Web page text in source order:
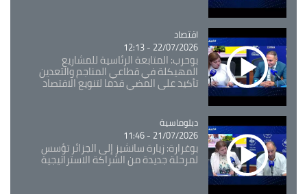
Catégorie
اقتصاد
22/07/2026 - 12:13
بوحرب: المتابعة الرئاسية للمشاريع
المهيكلة في قطاعي المناجم والتعدين
تأكيد على المضي قدما لتنويع الاقتصاد
Catégorie
دبلوماسية
21/07/2026 - 11:46
بوغرارة: زيارة سانشيز إلى الجزائر تؤسس
لمرحلة جديدة من الشراكة الاستراتيجية